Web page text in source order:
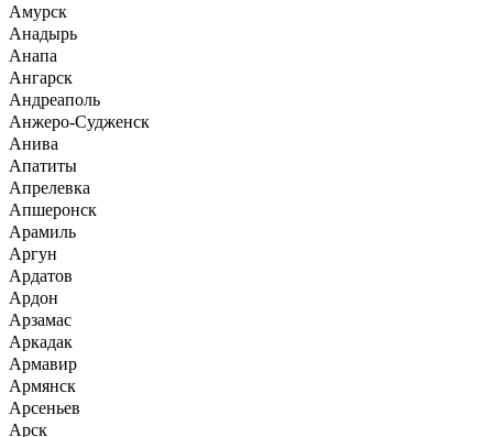
Амурск
Анадырь
Анапа
Ангарск
Андреаполь
Анжеро-Судженск
Анива
Апатиты
Апрелевка
Апшеронск
Арамиль
Аргун
Ардатов
Ардон
Арзамас
Аркадак
Армавир
Армянск
Арсеньев
Арск